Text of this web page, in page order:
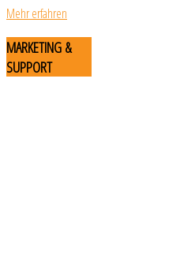
Mehr erfahren
MARKETING &
SUPPORT